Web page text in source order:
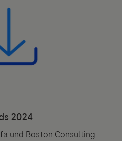
und Boston Consulting